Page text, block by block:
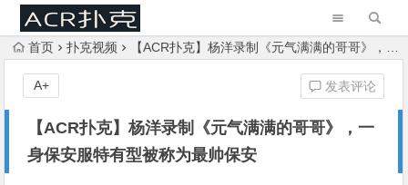
首页 扑克视频 【ACR扑克】杨洋录制《元气满满的哥哥》，一身保安服特有型被称为最帅保安
【ACR扑克】杨洋录制《元气满满的哥哥》，一
身保安服特有型被称为最帅保安
发表评论
A+